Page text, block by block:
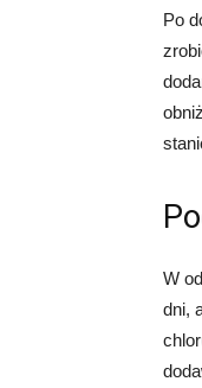
Po
W
dni,